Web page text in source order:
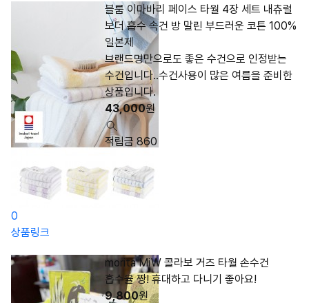
0
블룸 이마바리 페이스 타월 4장 세트 내츄럴
보더 흡수 속건 방 말린 부드러운 코튼 100%
일본제
브랜드명만으로도 좋은 수건으로 인정받는
수건입니다..수건사용이 많은 여름을 준비한
상품입니다.
43,000원
적립금 860
상품링크
morita MiW 콜라보 거즈 타월 손수건
흡수율 짱! 휴대하고 다니기 좋아요!
9,800원